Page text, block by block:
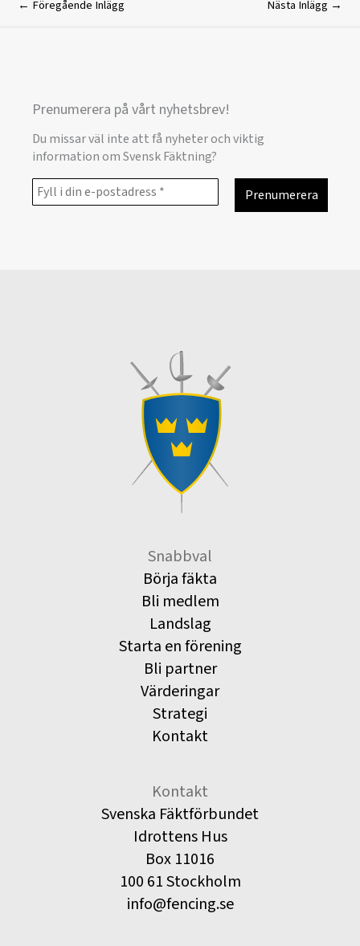
← Föregående Inlägg Nästa Inlägg →
Prenumerera på vårt nyhetsbrev!
Du missar väl inte att få nyheter och viktig
information om Svensk Fäktning?
Snabbval
Börja fäkta
Bli medlem
Landslag
Starta en förening
Bli partner
Värderingar
Strategi
Kontakt
Kontakt
Svenska Fäktförbundet
Idrottens Hus
Box 11016
100 61 Stockholm
info@fencing.se